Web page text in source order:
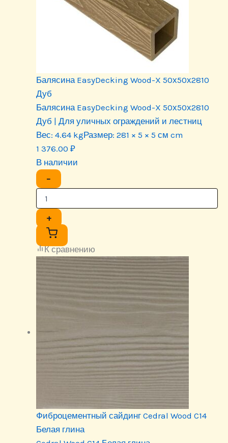
Балясина EasyDecking Wood-X 50х50х2810
Дуб
Балясина EasyDecking Wood-X 50х50х2810
Дуб | Для уличных ограждений и лестниц
Вес: 4.64 kgРазмер: 281 × 5 × 5 см cm
1 376.00 ₽
В наличии
−
+
К сравнению
Фиброцементный сайдинг Cedral Wood C14
Белая глина